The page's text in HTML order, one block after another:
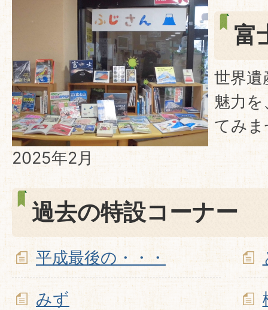
2025年2月
富
世界遺
魅力を
てみ
過去の特設コーナー
平成最後の・・・
みず